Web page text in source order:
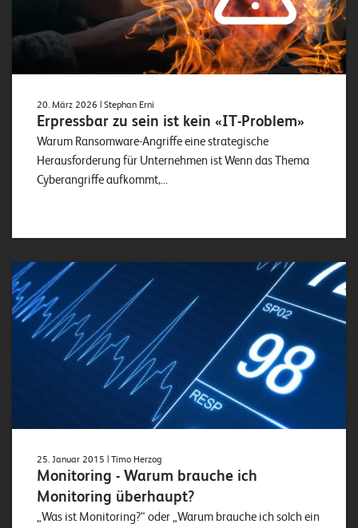
20. März 2026 | Stephan Erni
Erpressbar zu sein ist kein «IT-Problem»
Warum Ransomware-Angriffe eine strategische
Herausforderung für Unternehmen ist Wenn das Thema
Cyberangriffe aufkommt,...
25. Januar 2015 | Timo Herzog
Monitoring - Warum brauche ich
Monitoring überhaupt?
„Was ist Monitoring?“ oder „Warum brauche ich solch ein